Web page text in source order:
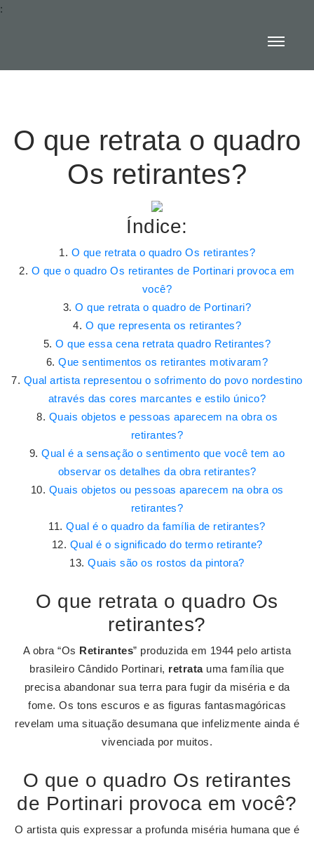
:
O que retrata o quadro
Os retirantes?
Índice:
O que retrata o quadro Os retirantes?
O que o quadro Os retirantes de Portinari provoca em
você?
O que retrata o quadro de Portinari?
O que representa os retirantes?
O que essa cena retrata quadro Retirantes?
Que sentimentos os retirantes motivaram?
Qual artista representou o sofrimento do povo nordestino
através das cores marcantes e estilo único?
Quais objetos e pessoas aparecem na obra os
retirantes?
Qual é a sensação o sentimento que você tem ao
observar os detalhes da obra retirantes?
Quais objetos ou pessoas aparecem na obra os
retirantes?
Qual é o quadro da família de retirantes?
Qual é o significado do termo retirante?
Quais são os rostos da pintora?
O que retrata o quadro Os
retirantes?
A obra “Os Retirantes” produzida em 1944 pelo artista
brasileiro Cândido Portinari, retratauma família que
precisa abandonar sua terra para fugir da miséria e da
fome. Os tons escuros e as figuras fantasmagóricas
revelam uma situação desumana que infelizmente ainda é
vivenciada por muitos.
O que o quadro Os retirantes
de Portinari provoca em você?
O artista quis expressar a profunda miséria humana que é